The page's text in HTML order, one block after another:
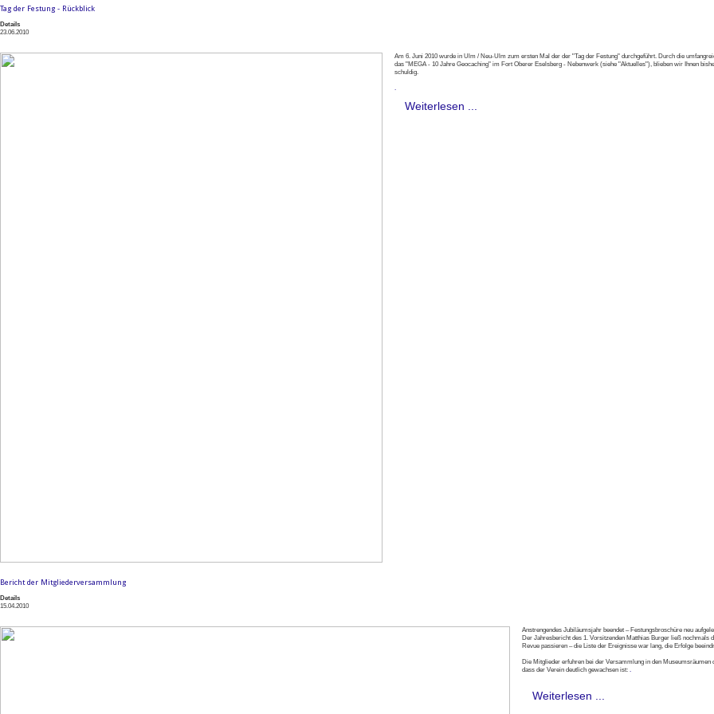
Tag der Festung - Rückblick
Details
23.06.2010
Am 6. Juni 2010 wurde in Ulm / Neu-Ulm zum ersten Mal der der "Tag der Festung" durchgeführt. Durch die
das "MEGA - 10 Jahre Geocaching" im Fort Oberer Eselsberg - Nebenwerk (siehe "Aktuelles"), blieben wir Ihnen
schuldig.
.
Weiterlesen ...
Bericht der Mitgliederversammlung
Details
15.04.2010
Anstrengendes Jubiläumsjahr beendet – Festungsbroschüre neu
Der Jahresbericht des 1. Vorsitzenden Matthias Burger ließ nochmals
Revue passieren – die Liste der Ereignisse war lang, die Erfolge
Die Mitglieder erfuhren bei der Versammlung in den Museumsräumen
dass der Verein deutlich gewachsen ist: .
Weiterlesen ...